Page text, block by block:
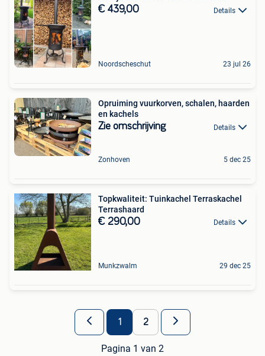
€ 439,00 Details
Noordscheschut 23 jul 26
Opruiming vuurkorven, schalen, haarden
en kachels
Zie omschrijving Details
Zonhoven 5 dec 25
Topkwaliteit: Tuinkachel Terraskachel
Terrashaard
€ 290,00 Details
Munkzwalm 29 dec 25
1 2
Pagina 1 van 2